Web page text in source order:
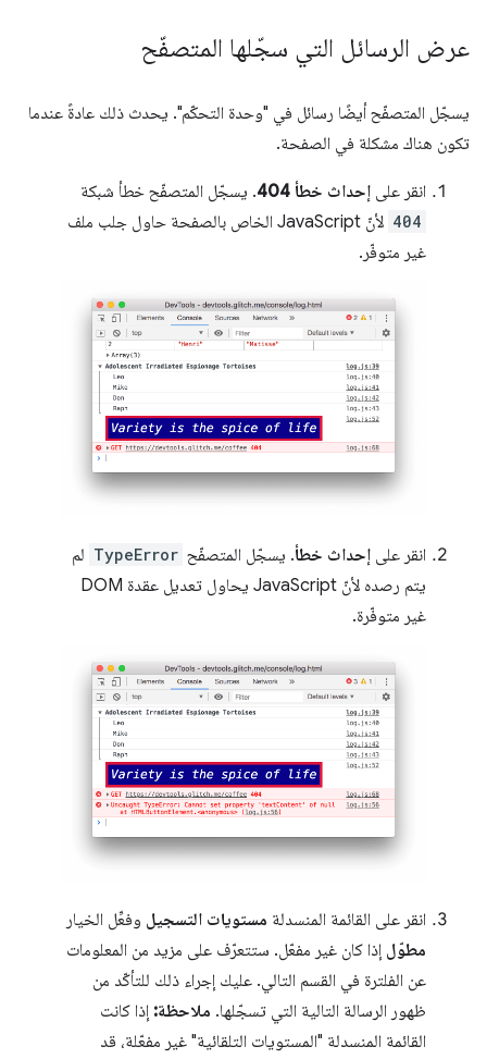
عرض الرسائل التي سجّلها المتصفّح
يسجّل المتصفّح أيضًا رسائل في "وحدة التحكّم". يحدث ذلك عادةً عندما
تكون هناك مشكلة في الصفحة.
انقر على إحداث خطأ 404 . يسجّل المتصفّح خطأ شبكة
404
لأنّ JavaScript الخاص بالصفحة حاول جلب ملف
غير متوفّر.
انقر على إحداث خطأ. يسجّل المتصفّح TypeError لم
يتم رصده لأنّ JavaScript يحاول تعديل عقدة DOM
غير متوفّرة.
انقر على القائمة المنسدلة مستويات التسجيل وفعِّل الخيار
مطوّل إذا كان غير مفعّل. ستتعرّف على مزيد من المعلومات
عن الفلترة في القسم التالي. عليك إجراء ذلك للتأكّد من
ظهور الرسالة التالية التي تسجّلها. ملاحظة: إذا كانت
القائمة المنسدلة "المستويات التلقائية" غير مفعّلة، قد